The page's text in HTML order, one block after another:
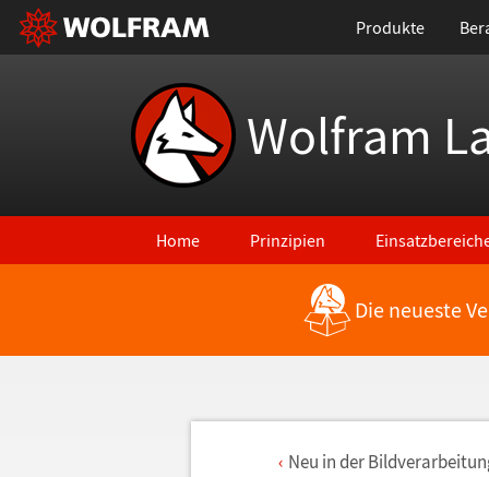
Produkte
Wolfram
Home Prinzipien
Die neueste
Neu in der